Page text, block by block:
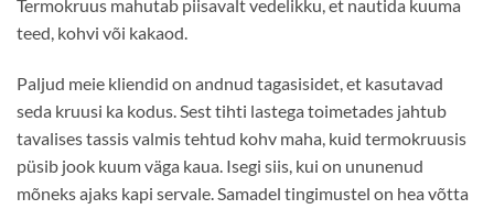
Termokruus mahutab piisavalt vedelikku, et nautida kuuma
teed, kohvi või kakaod.
Paljud meie kliendid on andnud tagasisidet, et kasutavad
seda kruusi ka kodus. Sest tihti lastega toimetades jahtub
tavalises tassis valmis tehtud kohv maha, kuid termokruusis
püsib jook kuum väga kaua. Isegi siis, kui on ununenud
mõneks ajaks kapi servale. Samadel tingimustel on hea võtta